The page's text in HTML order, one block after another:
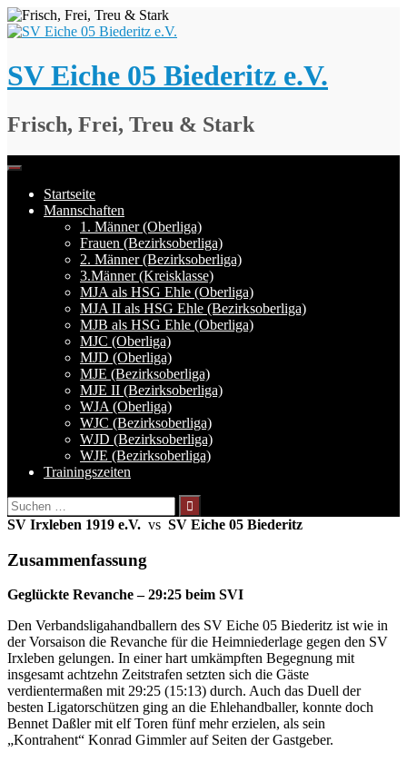
Springe
zum
SV Eiche 05 Biederitz e.V.
Frisch, Frei, Treu & Stark
Startseite
Mannschaften
1. Männer (Oberliga)
Frauen (Bezirksoberliga)
2. Männer (Bezirksoberliga)
3.Männer (Kreisklasse)
MJA als HSG Ehle (Oberliga)
MJA II als HSG Ehle (Bezirksoberliga)
MJB als HSG Ehle (Oberliga)
MJC (Oberliga)
MJD (Oberliga)
MJE (Bezirksoberliga)
MJE II (Bezirksoberliga)
WJA (Oberliga)
WJC (Bezirksoberliga)
WJD (Bezirksoberliga)
WJE (Bezirksoberliga)
Trainingszeiten
Suchen
nach:
SV Irxleben 1919 e.V. vs SV Eiche 05 Biederitz
Zusammenfassung
Geglückte Revanche – 29:25 beim SVI
Den Verbandsligahandballern des SV Eiche 05 Biederitz ist wie in
der Vorsaison die Revanche für die Heimniederlage gegen den SV
Irxleben gelungen. In einer hart umkämpften Begegnung mit
insgesamt achtzehn Zeitstrafen setzten sich die Gäste
verdientermaßen mit 29:25 (15:13) durch. Auch das Duell der
besten Ligatorschützen ging an die Ehlehandballer, konnte doch
Bennet Daßler mit elf Toren fünf mehr erzielen, als sein
„Kontrahent“ Konrad Gimmler auf Seiten der Gastgeber.